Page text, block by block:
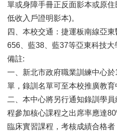
單或身障手冊正反面影本或原
低收入戶證明影本)。
四、本校交通：捷運板南線亞東
656、藍38、藍37等亞東科技大
備註:
一、新北市政府職業訓練中心
單，錄訓名單可至本校推廣教育
二、本中心將另行通知錄訓學
程參加核心課程之出席率應達
臨床實習課程，考核成績合格